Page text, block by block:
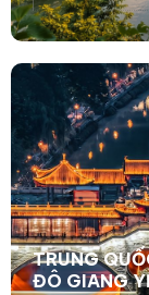
TRUNG
ĐÔ GIANG